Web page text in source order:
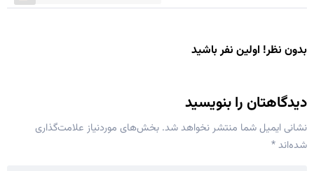
بدون نظر! اولین نفر باشید
دیدگاهتان را بنویسید
نشانی ایمیل شما منتشر نخواهد شد. بخش‌های موردنیاز علامت‌گذاری
شده‌اند*